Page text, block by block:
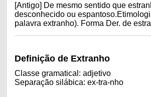
[Antigo] De mesmo sentido que
desconhecido ou
palavra extranho). Forma Der. de
Definição de Extranho
Classe gramatical: adjetivo
Separação silábica: ex-tra-nho